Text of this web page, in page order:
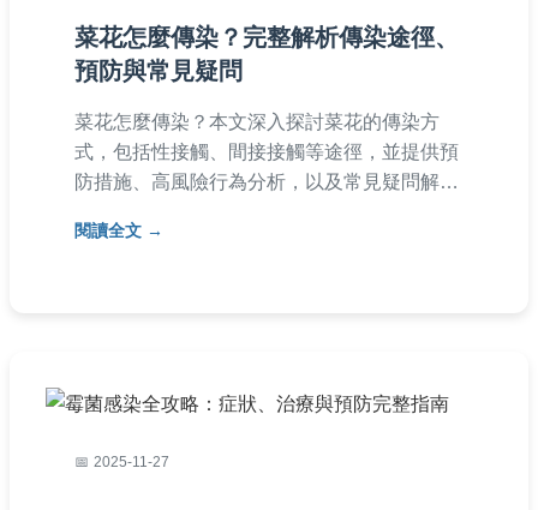
菜花怎麼傳染？完整解析傳染途徑、
預防與常見疑問
菜花怎麼傳染？本文深入探討菜花的傳染方
式，包括性接觸、間接接觸等途徑，並提供預
防措施、高風險行為分析，以及常見疑問解
閱讀全文
2025-11-27